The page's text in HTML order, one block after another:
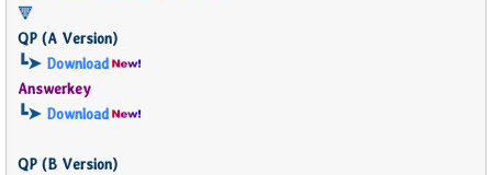
🔻
QP (A Version)
┗➤ Download
Answerkey
┗➤ Download
QP (B Version)